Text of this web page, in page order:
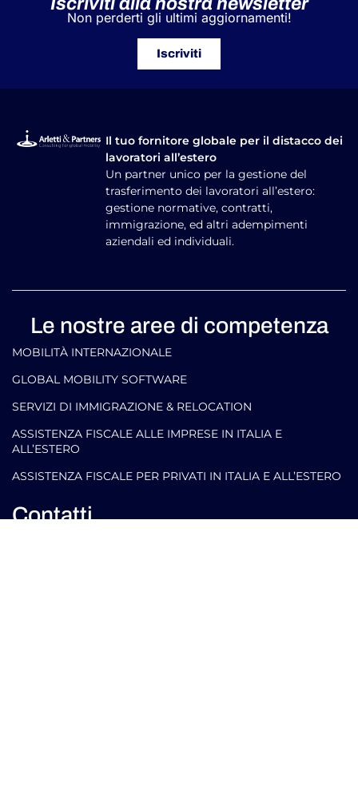
Non perderti gli ultimi aggiornamenti!
Iscriviti
Il tuo fornitore globale per il distacco dei
lavoratori all’estero
Un partner unico per la gestione del
trasferimento dei lavoratori all’estero:
gestione normative, contratti,
immigrazione, ed altri adempimenti
aziendali ed individuali.
Le nostre aree di competenza
MOBILITÀ INTERNAZIONALE
GLOBAL MOBILITY SOFTWARE​
SERVIZI DI IMMIGRAZIONE & RELOCATION
ASSISTENZA FISCALE ALLE IMPRESE IN ITALIA E
ALL’ESTERO
ASSISTENZA FISCALE PER PRIVATI IN ITALIA E ALL’ESTERO
Contatti